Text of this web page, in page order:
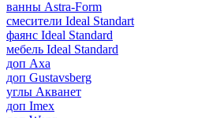
ванны Astra-Form
смесители Ideal Standart
фаянс Ideal Standard
мебель Ideal Standard
доп Axa
доп Gustavsberg
углы Акванет
доп Imex